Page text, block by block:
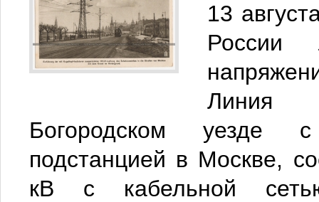
13
России
Линия
Богородском уезде с
подстанцией в Москве,
кВ с кабельной